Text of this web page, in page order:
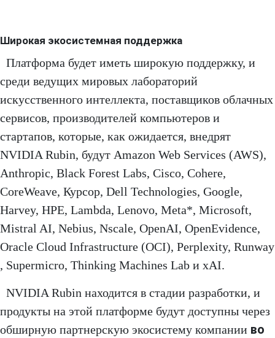
Широкая экосистемная поддержка
Платформа будет иметь широкую поддержку, и
среди ведущих мировых лабораторий
искусственного интеллекта, поставщиков облачных
сервисов, производителей компьютеров и
стартапов, которые, как ожидается, внедрят
NVIDIA Rubin, будут Amazon Web Services (AWS),
Anthropic, Black Forest Labs, Cisco, Cohere,
CoreWeave, Курсор, Dell Technologies, Google,
Harvey, HPE, Lambda, Lenovo, Meta*, Microsoft,
Mistral AI, Nebius, Nscale, OpenAI, OpenEvidence,
Oracle Cloud Infrastructure (OCI), Perplexity, Runway
, Supermicro, Thinking Machines Lab и xAI.
NVIDIA Rubin находится в стадии разработки, и
продукты на этой платформе будут доступны через
обширную партнерскую экосистему компании во